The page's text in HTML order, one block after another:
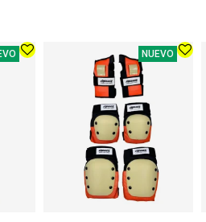
NUEVO